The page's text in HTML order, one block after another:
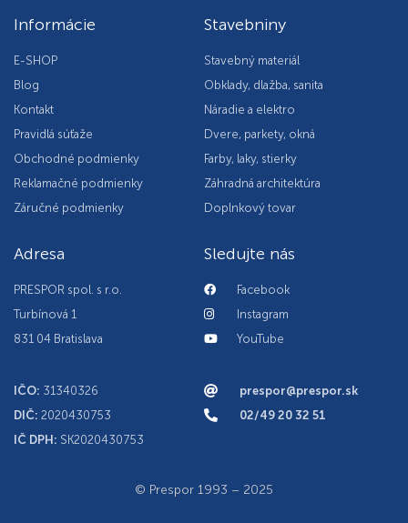
Informácie
E-SHOP
Blog
Kontakt
Pravidlá súťaže
Obchodné podmienky
Reklamačné podmienky
Záručné podmienky
Stavebniny
Stavebný materiál
Obklady, dlažba, sanita
Náradie a elektro
Dvere, parkety, okná
Farby, laky, stierky
Záhradná architektúra
Doplnkový tovar
Adresa
PRESPOR spol. s r.o.
Turbínová 1
831 04 Bratislava
IČO: 31340326
DIČ: 2020430753
IČ DPH: SK2020430753
Sledujte nás
Facebook
Instagram
YouTube
prespor@prespor.sk
02/49 20 32 51
© Prespor 1993 – 2025